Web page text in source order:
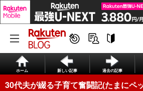
ホーム 新しい記事 過去の記事
30代夫が綴る子育て奮闘記(たまにペ